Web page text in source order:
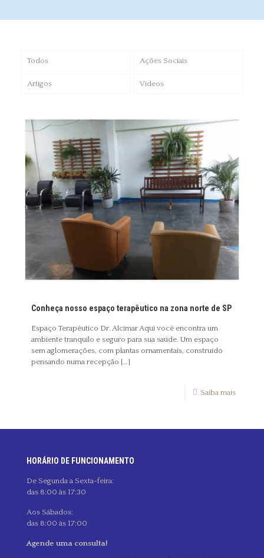
Todos Ações Sociais
Artigos Vídeos
Conheça nosso espaço terapêutico na zona norte de SP
Espaço Terapêutico Dr. Alcimar Aqui você encontra um
ambiente tranquilo e seguro para sua saúde. Um espaço
sem aglomerações, com plantas ornamentais, construído
pensando numa recepção […]
Saiba mais
HORÁRIO DE FUNCIONAMENTO
De Segunda a Sexta-feira:
das 8:00 às 17:30
Aos Sábados:
das 8:00 às 17:00
Agende uma consulta!